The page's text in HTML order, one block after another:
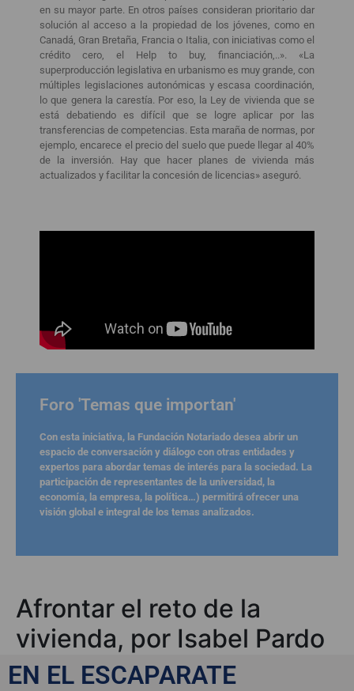
en su mayor parte. En otros países consideran prioritario dar
solución al acceso a la propiedad de los jóvenes, como en
Canadá, Gran Bretaña, Francia o Italia, con iniciativas como el
crédito cero, el Help to buy, financiación,..». «La
superproducción legislativa en urbanismo es muy grande, con
múltiples legislaciones autonómicas y escasa coordinación,
lo que genera la carestía. Por eso, la Ley de vivienda que se
está debatiendo es difícil que se logre aplicar por las
transferencias de competencias. Esta maraña de normas, por
ejemplo, encarece el precio del suelo que puede llegar al 40%
de la inversión. Hay que hacer planes de vivienda más
actualizados y facilitar la concesión de licencias» aseguró.
Foro 'Temas que importan'
Con esta iniciativa, la Fundación Notariado desea abrir un
espacio de conversación y diálogo con otras entidades y
expertos para abordar temas de interés para la sociedad. La
participación de representantes de la universidad, la
economía, la empresa, la política…) permitirá ofrecer una
visión global e integral de los temas analizados.
Afrontar el reto de la
vivienda, por Isabel Pardo
de Vera
EN EL ESCAPARATE